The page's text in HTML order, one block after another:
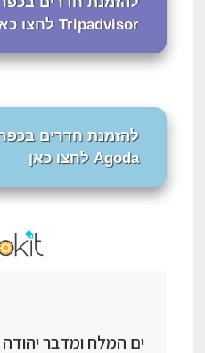
Tripadvisor לחצו כאן
להזמנת חדרים
Agoda לחצו כאן